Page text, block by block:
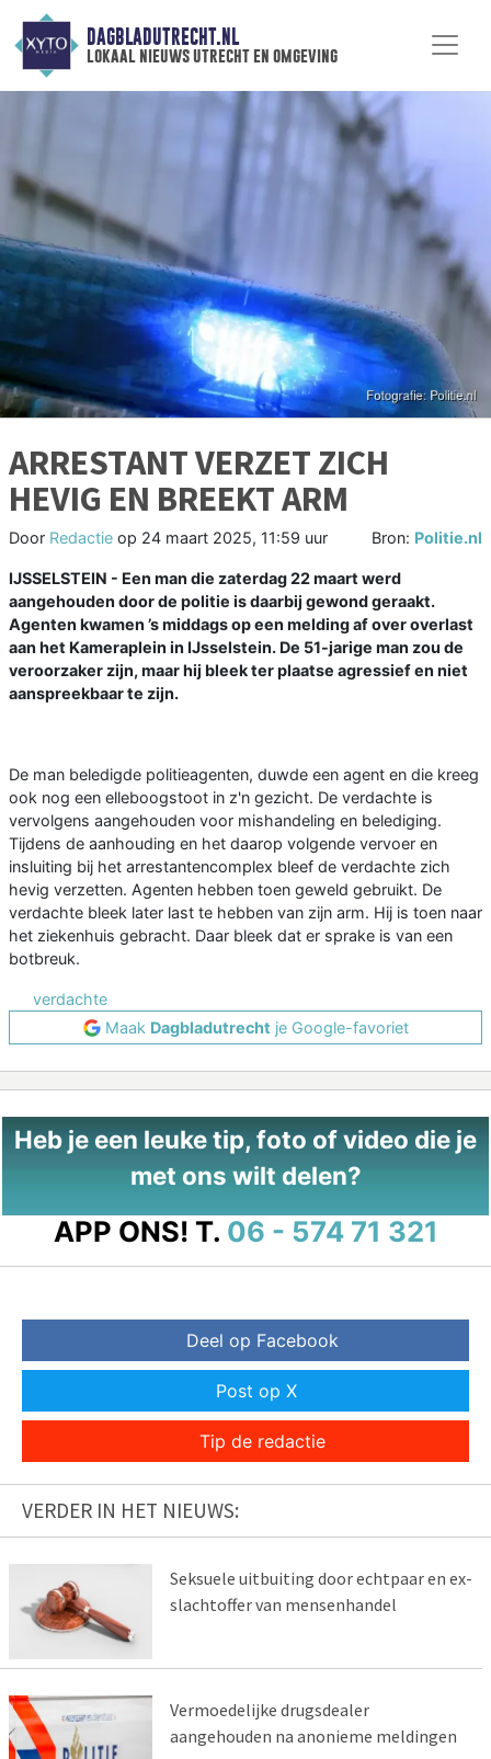
DAGBLADUTRECHT.NL
lokaal nieuws utrecht en omgeving
ARRESTANT VERZET ZICH
HEVIG EN BREEKT ARM
Door Redactie op 24 maart 2025, 11:59 uur Bron: Politie.nl
IJSSELSTEIN - Een man die zaterdag 22 maart werd
aangehouden door de politie is daarbij gewond geraakt.
Agenten kwamen ’s middags op een melding af over overlast
aan het Kameraplein in IJsselstein. De 51-jarige man zou de
veroorzaker zijn, maar hij bleek ter plaatse agressief en niet
aanspreekbaar te zijn.
De man beledigde politieagenten, duwde een agent en die kreeg
ook nog een elleboogstoot in z'n gezicht. De verdachte is
vervolgens aangehouden voor mishandeling en belediging.
Tijdens de aanhouding en het daarop volgende vervoer en
insluiting bij het arrestantencomplex bleef de verdachte zich
hevig verzetten. Agenten hebben toen geweld gebruikt. De
verdachte bleek later last te hebben van zijn arm. Hij is toen naar
het ziekenhuis gebracht. Daar bleek dat er sprake is van een
botbreuk.
verdachte
Maak Dagbladutrecht je Google-favoriet
Heb je een leuke tip, foto of video die je
met ons wilt delen?
APP ONS! T. 06 - 574 71 321
Deel op Facebook
Post op X
Tip de redactie
VERDER IN HET NIEUWS:
Seksuele uitbuiting door echtpaar en ex-
slachtoffer van mensenhandel
Vermoedelijke drugsdealer
aangehouden na anonieme meldingen